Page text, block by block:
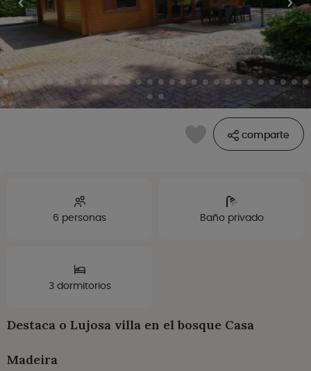
comparte
6 personas Baño privado
3 dormitorios
Destaca o Lujosa villa en el bosque Casa
Madeira